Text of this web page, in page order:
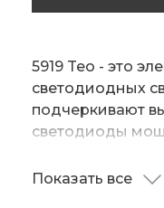
5919 Teo - это
светодиодных
подчеркивают
светодиоды
000 ч. В
Показать все